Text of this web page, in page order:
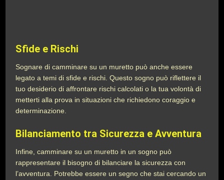
Sfide e Rischi
Sognare di camminare su un muretto può anche essere
legato a temi di sfide e rischi. Questo sogno può riflettere il
tuo desiderio di affrontare rischi calcolati o la tua volontà di
metterti alla prova in situazioni che richiedono coraggio e
determinazione.
Bilanciamento tra Sicurezza e Avventura
Infine, camminare su un muretto in un sogno può
rappresentare il bisogno di bilanciare la sicurezza con
l’avventura. Potrebbe essere un segno che stai cercando un